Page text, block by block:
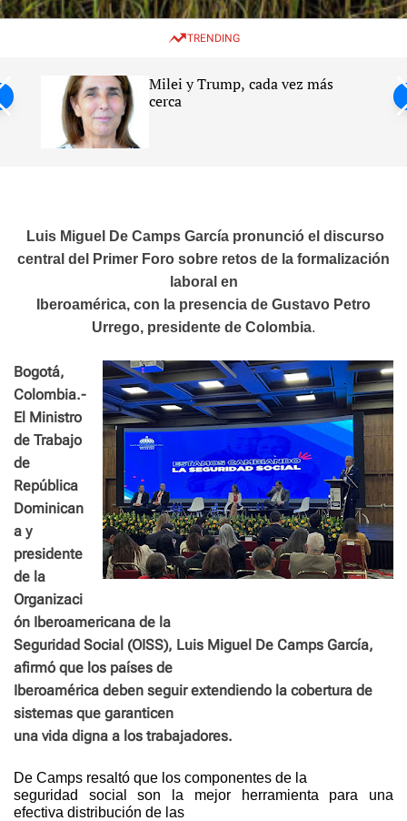
w
c
e
e
TRENDING
Milei y Trump, cada vez más
cerca
Luis Miguel De Camps García pronunció el discurso
central del Primer Foro sobre retos de la formalización
laboral en
Iberoamérica, con la presencia de Gustavo Petro
Urrego, presidente de Colombia.
Bogotá,
Colombia.-
El Ministro
de Trabajo
de
República
Dominican
a y
presidente
de la
Organizaci
ón Iberoamericana de la
Seguridad Social (OISS), Luis Miguel De Camps García,
afirmó que los países de
Iberoamérica deben seguir extendiendo la cobertura de
sistemas que garanticen
una vida digna a los trabajadores.
De Camps resaltó que los componentes de la
seguridad social son la mejor herramienta para una
efectiva distribución de las